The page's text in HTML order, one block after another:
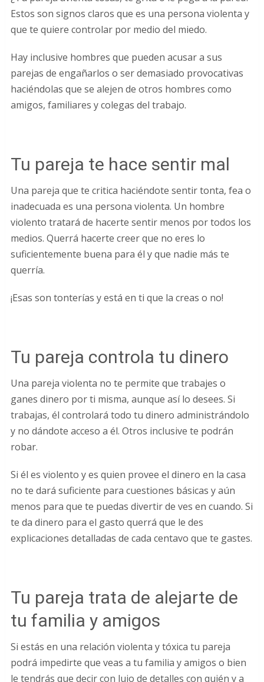
Estos son signos claros que es una persona violenta y
que te quiere controlar por medio del miedo.
Hay inclusive hombres que pueden acusar a sus
parejas de engañarlos o ser demasiado provocativas
haciéndolas que se alejen de otros hombres como
amigos, familiares y colegas del trabajo.
Tu pareja te hace sentir mal
Una pareja que te critica haciéndote sentir tonta, fea o
inadecuada es una persona violenta. Un hombre
violento tratará de hacerte sentir menos por todos los
medios. Querrá hacerte creer que no eres lo
suficientemente buena para él y que nadie más te
querría.
¡Esas son tonterías y está en ti que la creas o no!
Tu pareja controla tu dinero
Una pareja violenta no te permite que trabajes o
ganes dinero por ti misma, aunque así lo desees. Si
trabajas, él controlará todo tu dinero administrándolo
y no dándote acceso a él. Otros inclusive te podrán
robar.
Si él es violento y es quien provee el dinero en la casa
no te dará suficiente para cuestiones básicas y aún
menos para que te puedas divertir de ves en cuando. Si
te da dinero para el gasto querrá que le des
explicaciones detalladas de cada centavo que te gastes.
Tu pareja trata de alejarte de
tu familia y amigos
Si estás en una relación violenta y tóxica tu pareja
podrá impedirte que veas a tu familia y amigos o bien
le tendrás que decir con lujo de detalles con quién y a